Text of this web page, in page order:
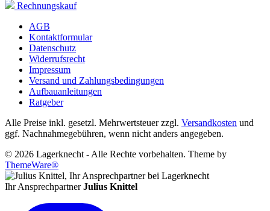
Rechnungskauf
AGB
Kontaktformular
Datenschutz
Widerrufsrecht
Impressum
Versand und Zahlungsbedingungen
Aufbauanleitungen
Ratgeber
Alle Preise inkl. gesetzl. Mehrwertsteuer zzgl. Versandkosten und
ggf. Nachnahmegebühren, wenn nicht anders angegeben.
© 2026 Lagerknecht - Alle Rechte vorbehalten. Theme by
ThemeWare®
Ihr Ansprechpartner Julius Knittel